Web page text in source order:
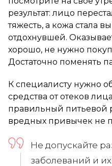
результат: лицо
тяжесть, а кожа стала
отдохнувшей.
хорошо, не нужно
Достаточно поменять
К специалисту нужно
средства от отеков
правильный питьевой
вредных привычек не
Не допускайте
заболеваний и